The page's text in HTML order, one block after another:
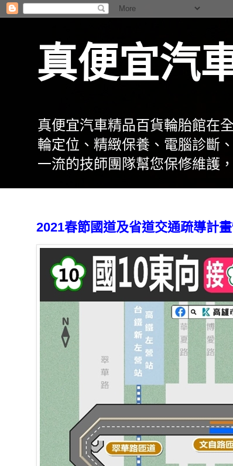
真便宜汽
真便宜汽車精品百貨輪胎館在
輪定位、精緻保養、電腦診斷
一流的技師團隊幫您保修維護
2021春節國道及省道交通疏導計